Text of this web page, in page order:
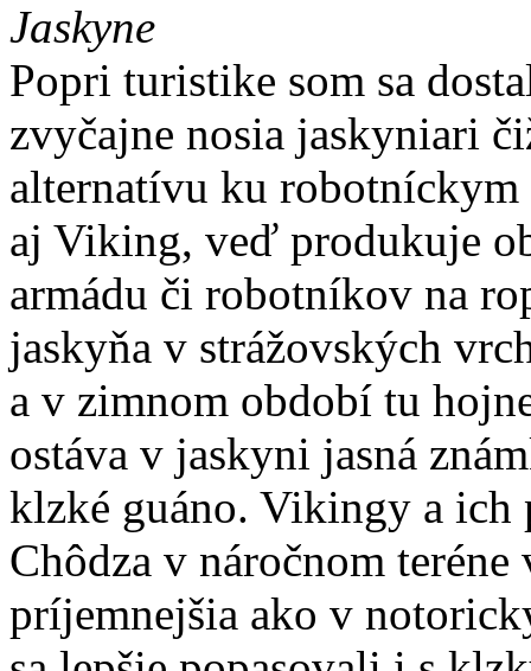
Jaskyne
Popri turistike som sa
zvyčajne nosia jaskyniari
alternatívu ku
aj Viking, veď produkuje
armádu či robotníkov na
jaskyňa v strážovských
a v zimnom období tu
ostáva v jaskyni jasná
klzké guáno. Vikingy a ich
Chôdza v náročnom
príjemnejšia ako v